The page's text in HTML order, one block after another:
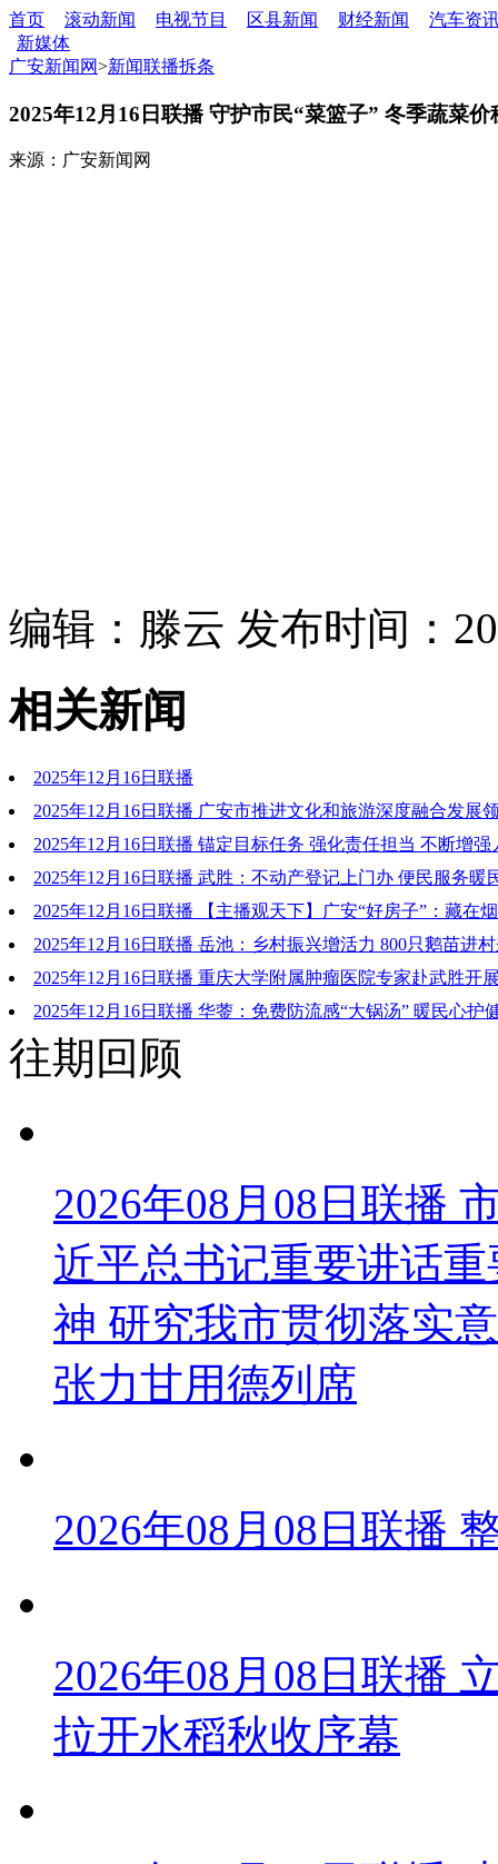
首页 滚动新闻 电视节目 区县新闻 财经新闻
汽车资
新媒体
广安新闻网>新闻联播拆条
2025年12月16日联播 守护市民“菜篮子” 冬季蔬菜价
来源：广安新闻网
编辑：滕云 发布时间：
相关新闻
2025年12月16日联播
2025年12月16日联播 广安市推进文化和旅游深度融合发展
一次会议召开 系统谋划 凝聚资源 整体发力 形成文旅融合发展
点
2025年12月16日联播 锚定目标任务 强化责任担当 不断增强
得感幸福感安全感
2025年12月16日联播 武胜：不动产登记上门办 便民服务暖
2025年12月16日联播 【主播观天下】广安“好房子”：藏在
温度2025年12月16日联播 岳池：乡村振兴增活力 800只鹅苗进
2025年12月16日联播 重庆大学附属肿瘤医院专家赴武胜开
2025年12月16日联播 华蓥：免费防流感“大锅汤” 暖民心护
往期回顾
2026年08月08日联播
近平总书记重要讲话
神 研究我市贯彻落实
张力甘用德列席
2026年08月08日联播
2026年08月08日联播
拉开水稻秋收序幕